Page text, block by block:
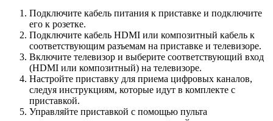
Подключите кабель питания к приставке и подключите
его к розетке.
Подключите кабель HDMI или композитный кабель к
соответствующим разъемам на приставке и телевизоре.
Включите телевизор и выберите соответствующий вход
(HDMI или композитный) на телевизоре.
Настройте приставку для приема цифровых каналов,
следуя инструкциям, которые идут в комплекте с
приставкой.
Управляйте приставкой с помощью пульта